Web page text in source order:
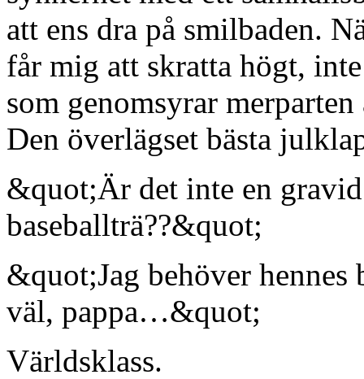
att ens dra på smilbaden.
får mig att skratta högt,
som genomsyrar
Den överlägset bästa
&quot;Är det inte en
baseballträ??&quot;
&quot;Jag behöver hennes
väl, pappa…&quot;
Världsklass.